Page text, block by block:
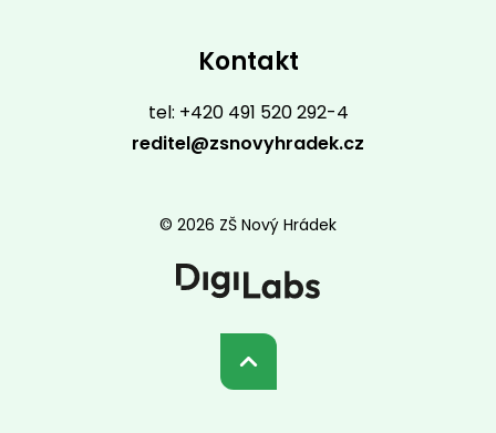
Kontakt
tel: +420 491 520 292-4
reditel@zsnovyhradek.cz
© 2026 ZŠ Nový Hrádek